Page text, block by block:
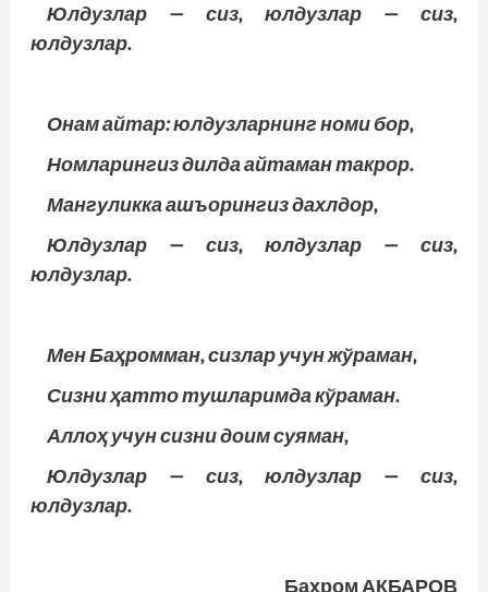
Юлдузлар — сиз, юлдузлар — сиз,
юлдузлар.
Онам айтар: юлдузларнинг номи бор,
Номларингиз дилда айтаман такрор.
Мангуликка ашъорингиз дахлдор,
Юлдузлар — сиз, юлдузлар — сиз,
юлдузлар.
Мен Баҳромман, сизлар учун жўраман,
Сизни ҳатто тушларимда кўраман.
Аллоҳ учун сизни доим суяман,
Юлдузлар — сиз, юлдузлар — сиз,
юлдузлар.
Баҳром АКБАРОВ